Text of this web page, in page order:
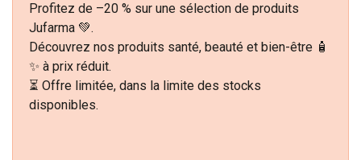
Profitez de –20 % sur une sélection de produits
Jufarma 💚.
Découvrez nos produits santé, beauté et bien-être 🧴
✨ à prix réduit.
⏳ Offre limitée, dans la limite des stocks
disponibles.